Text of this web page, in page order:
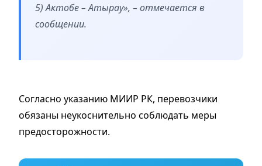
5) Актобе – Атырау», – отмечается в
сообщении.
Согласно указанию МИИР РК, перевозчики
обязаны неукоснительно соблюдать меры
предосторожности.